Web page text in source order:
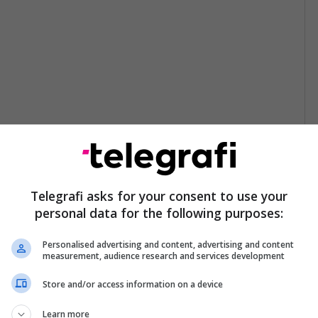
Telegrafi asks for your consent to use your
personal data for the following purposes:
Personalised advertising and content, advertising and content
measurement, audience research and services development
Store and/or access information on a device
Learn more